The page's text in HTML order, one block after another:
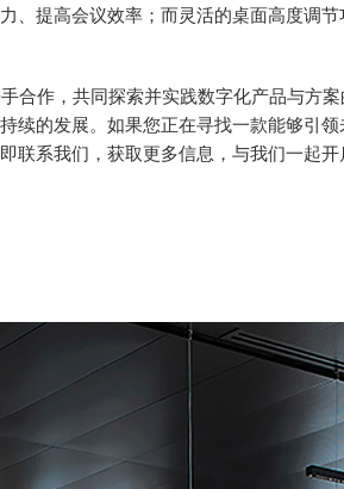
、提高会议效率；而灵活的桌面高度调
合作，共同探索并实践数字化产品与方
续的发展。如果您正在寻找一款能够引
联系我们，获取更多信息，与我们一起开